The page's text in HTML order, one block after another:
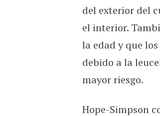
del exterior del
el interior.
la edad y que
debido a la
mayor riesgo.
Hope-Simpson